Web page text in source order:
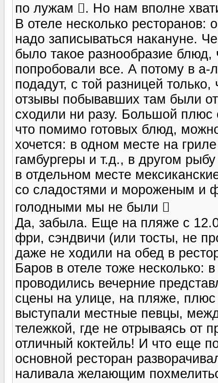
по лужам . Но нам вполне
В отеле несколько ресторанов:
надо записываться накануне.
было такое разнообразие
попробовали все. А потому в а-
подадут, с той разницей
отзывы побывавших там были
сходили ни разу. Большой
что помимо готовых блюд,
хочется: в одном месте на
гамбургеры и т.д., в другом
в отдельном месте
со сладостями и мороженым и
голодными мы не были 
Да, забыла. Еще на пляже с
фри, сэндвичи (или тосты, не
даже не ходили на обед в
Баров в отеле тоже несколько:
проводились вечерние
сцены на улице, на пляже,
выступали местные певцы,
тележкой, где не отрываясь от
отличный коктейль! И что еще
основной ресторан
наливала желающим